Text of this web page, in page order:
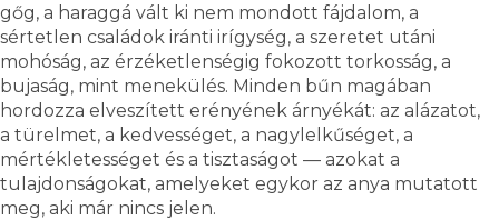
gőg, a haraggá vált ki nem mondott fájdalom, a
sértetlen családok iránti irígység, a szeretet utáni
mohóság, az érzéketlenségig fokozott torkosság, a
bujaság, mint menekülés. Minden bűn magában
hordozza elveszített erényének árnyékát: az alázatot,
a türelmet, a kedvességet, a nagylelkűséget, a
mértékletességet és a tisztaságot — azokat a
tulajdonságokat, amelyeket egykor az anya mutatott
meg, aki már nincs jelen.